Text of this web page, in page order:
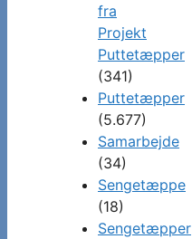
fra
Projekt
Puttetæpper
(341)
Puttetæpper
(5.677)
Samarbejde
(34)
Sengetæppe
(18)
Sengetæpper